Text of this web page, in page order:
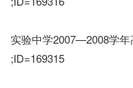
实验中学2007—2008学
;ID=169315